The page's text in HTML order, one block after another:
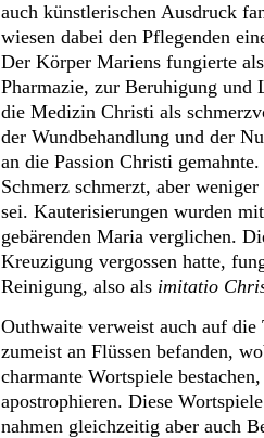
auch künstlerischen Ausdruck
wiesen dabei den Pflegenden
Der Körper Mariens fungierte
Pharmazie, zur Beruhigung und
die Medizin Christi als
der Wundbehandlung und der
an die Passion Christi
Schmerz schmerzt, aber
sei. Kauterisierungen wurden
gebärenden Maria verglichen.
Kreuzigung vergossen hatte,
Reinigung, also als imitatio
Outhwaite verweist auch auf
zumeist an Flüssen befanden,
charmante Wortspiele
apostrophieren. Diese
nahmen gleichzeitig aber auch